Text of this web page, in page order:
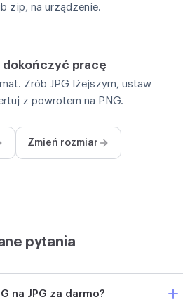
zip, na urządzenie.
dokończyć pracę
Zrób JPG lżejszym, ustaw
z powrotem na PNG.
Zmień rozmiar
pytania
na JPG za darmo?